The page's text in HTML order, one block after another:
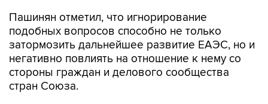
Пашинян отметил, что игнорирование
подобных вопросов способно не только
затормозить дальнейшее развитие ЕАЭС, но и
негативно повлиять на отношение к нему со
стороны граждан и делового сообщества
стран Союза.